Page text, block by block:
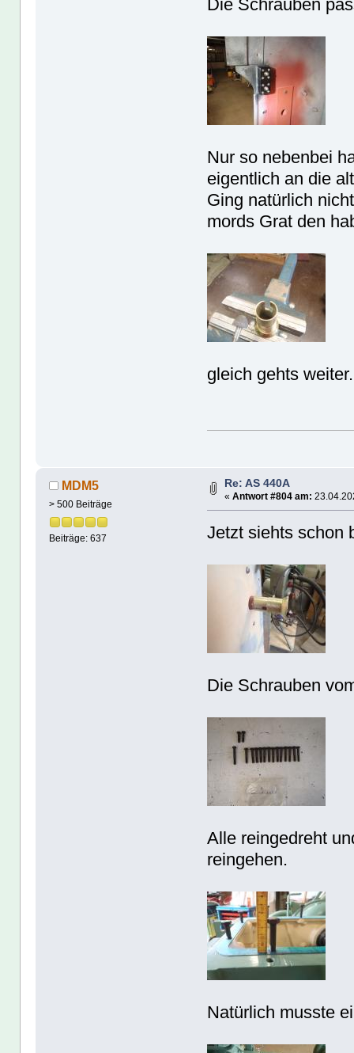
Die Schrauben
Nur so nebenbei
eigentlich an die
Ging natürlich
mords Grat den
gleich gehts
MDM5
> 500 Beiträge
Beiträge: 637
Re: AS 440A
« Antwort #804 am:
Jetzt siehts schon
Die Schrauben
Alle reingedreht
reingehen.
Natürlich musste